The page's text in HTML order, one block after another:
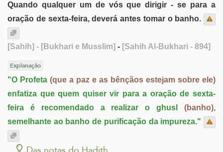
Quando qualquer um de vós que dirigir - se para a
oração de sexta-feira, deverá antes tomar o banho.
[Sahih] - [Bukhari e Musslim] - [Sahih Al-Bukhari - 894]
Explanação
"O Profeta (que a paz e as bênçãos estejam sobre ele)
enfatiza que quem quiser vir para a oração de sexta-
feira é recomendado a realizar o ghusl (banho),
semelhante ao banho de purificação da impureza."